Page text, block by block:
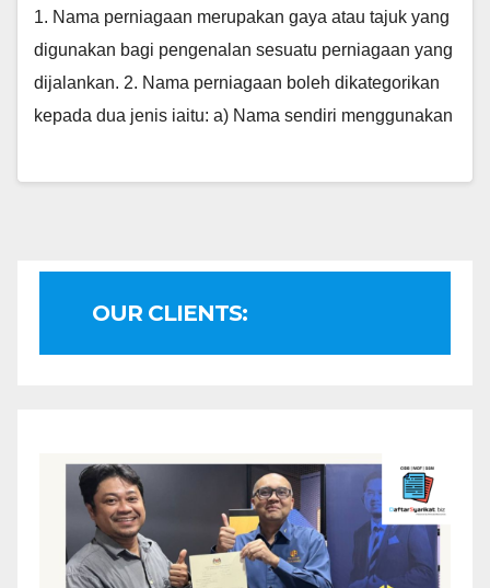
1. Nama perniagaan merupakan gaya atau tajuk yang
digunakan bagi pengenalan sesuatu perniagaan yang
dijalankan. 2. Nama perniagaan boleh dikategorikan
kepada dua jenis iaitu: a) Nama sendiri menggunakan
OUR CLIENTS: